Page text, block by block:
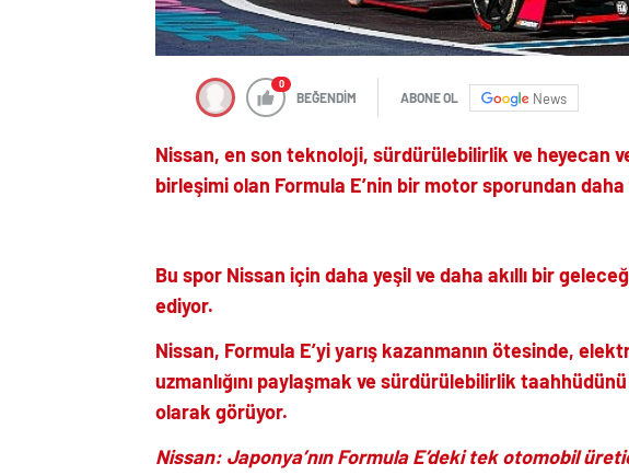
0
BEĞENDİM ABONE OL News
Nissan, en son teknoloji, sürdürülebilirlik ve heyecan
birleşimi olan Formula E’nin bir motor sporundan daha
Bu spor Nissan için daha yeşil ve daha akıllı bir
ediyor.
Nissan, Formula E’yi yarış kazanmanın ötesinde,
uzmanlığını paylaşmak ve sürdürülebilirlik
olarak görüyor.
Nissan: Japonya’nın Formula E’deki tek otomobil